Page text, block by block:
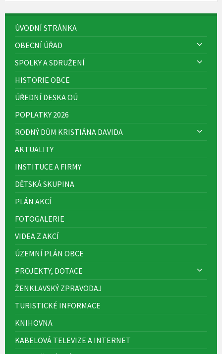
ÚVODNÍ STRÁNKA
OBECNÍ ÚŘAD
SPOLKY A SDRUŽENÍ
HISTORIE OBCE
ÚŘEDNÍ DESKA OÚ
POPLATKY 2026
RODNÝ DŮM KRISTIÁNA DAVIDA
AKTUALITY
INSTITUCE A FIRMY
DĚTSKÁ SKUPINA
PLÁN AKCÍ
FOTOGALERIE
VIDEA Z AKCÍ
ÚZEMNÍ PLÁN OBCE
PROJEKTY, DOTACE
ŽENKLAVSKÝ ZPRAVODAJ
TURISTICKÉ INFORMACE
KNIHOVNA
KABELOVÁ TELEVIZE A INTERNET